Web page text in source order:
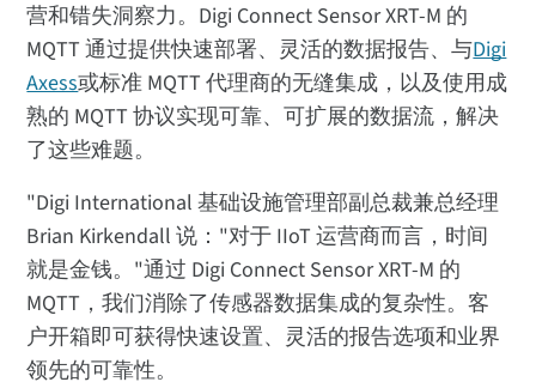
营和错失洞察力。Digi Connect Sensor XRT-M 的
MQTT 通过提供快速部署、灵活的数据报告、与Digi
Axess或标准 MQTT 代理商的无缝集成，以及使用成
熟的 MQTT 协议实现可靠、可扩展的数据流，解决
了这些难题。
"Digi International 基础设施管理部副总裁兼总经理
Brian Kirkendall 说："对于 IIoT 运营商而言，时间
就是金钱。"通过 Digi Connect Sensor XRT-M 的
MQTT，我们消除了传感器数据集成的复杂性。客
户开箱即可获得快速设置、灵活的报告选项和业界
领先的可靠性。